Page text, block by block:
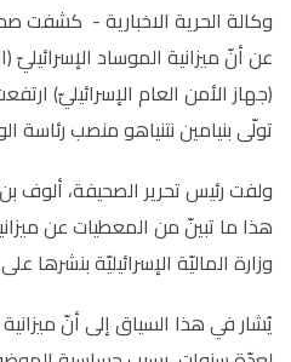
وكالة الحرية الاخبارية - كشفت
عن أنّ ميزانية الموساد الإسرائيليّ
(جهاز الأمن العام الإسرائيليّ)
تولّى بنيامين نتنياهو منصب رئاسة
ولفت رئيس تحرير الصحيفة، ألوف
هذا ما تبينّ من المعطيات عن
وزارة الماليّة الإسرائيليّة بنشرها
يُشار في هذا السياق إلى أنّ